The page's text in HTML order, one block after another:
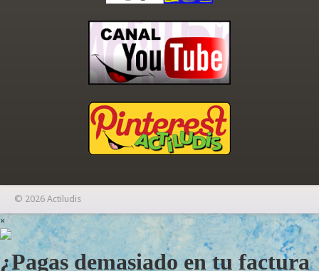
© 2026 Actiludis
×
¿Pagas demasiado en tu factura